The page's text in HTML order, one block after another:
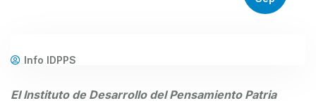
Info IDPPS
El Instituto de Desarrollo del Pensamiento Patria